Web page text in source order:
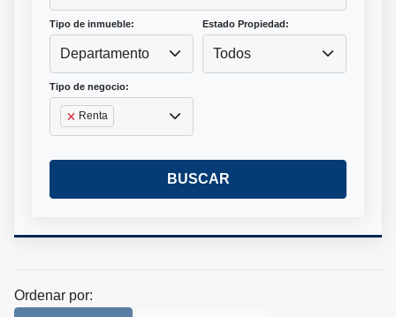
Tipo de inmueble:
Departamento
Estado Propiedad:
Todos
Tipo de negocio:
Renta
BUSCAR
Ordenar por: